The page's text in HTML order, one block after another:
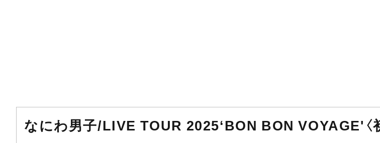
なにわ男子/LIVE TOUR 2025‘BON BON VOYAGE'〈